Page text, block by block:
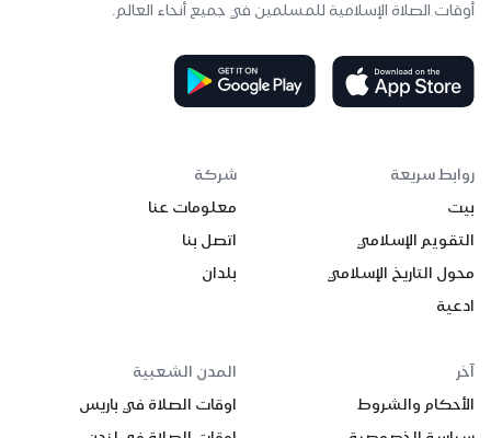
أوقات الصلاة الإسلامية للمسلمين في جميع أنحاء العالم.
روابط سريعة
بيت
التقويم الإسلامي
محول التاريخ الإسلامي
ادعية
شركة
معلومات عنا
اتصل بنا
بلدان
آخر
الأحكام والشروط
المدن الشعبية
اوقات الصلاة في باريس